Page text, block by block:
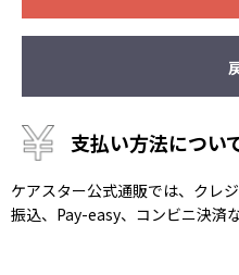
支払い方法につい
ケアスター公式通販では、クレ
振込、Pay-easy、コンビニ決済